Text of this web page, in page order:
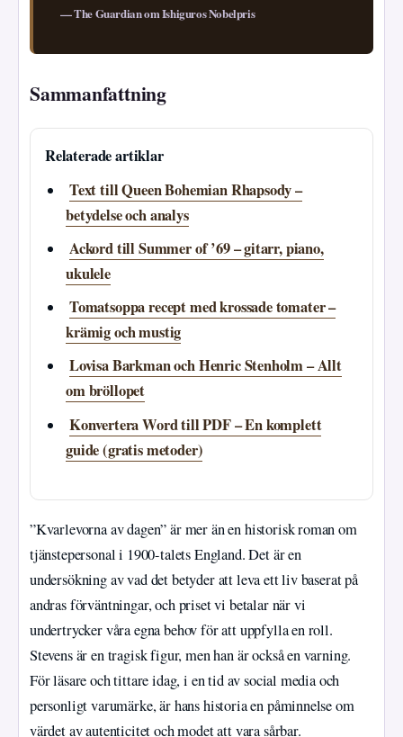
— The Guardian om Ishiguros Nobelpris
Sammanfattning
Relaterade artiklar
Text till Queen Bohemian Rhapsody –
betydelse och analys
Ackord till Summer of ’69 – gitarr, piano,
ukulele
Tomatsoppa recept med krossade tomater –
krämig och mustig
Lovisa Barkman och Henric Stenholm – Allt
om bröllopet
Konvertera Word till PDF – En komplett
guide (gratis metoder)
”Kvarlevorna av dagen” är mer än en historisk roman om
tjänstepersonal i 1900-talets England. Det är en
undersökning av vad det betyder att leva ett liv baserat på
andras förväntningar, och priset vi betalar när vi
undertrycker våra egna behov för att uppfylla en roll.
Stevens är en tragisk figur, men han är också en varning.
För läsare och tittare idag, i en tid av social media och
personligt varumärke, är hans historia en påminnelse om
värdet av autenticitet och modet att vara sårbar.